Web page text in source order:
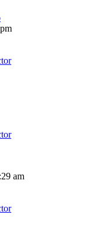
am